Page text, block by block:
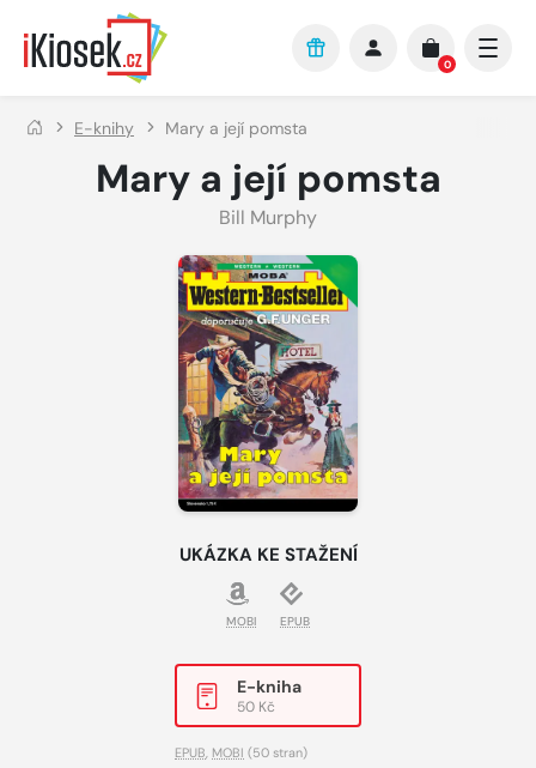
Přejít na hlavní obsah
0
E-knihy Mary a její pomsta
Mary a její pomsta
Bill Murphy
UKÁZKA KE STAŽENÍ
MOBI EPUB
E-kniha
50 Kč
EPUB, MOBI (50 stran)